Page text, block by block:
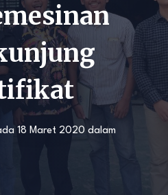
18 Maret 2020 dalam